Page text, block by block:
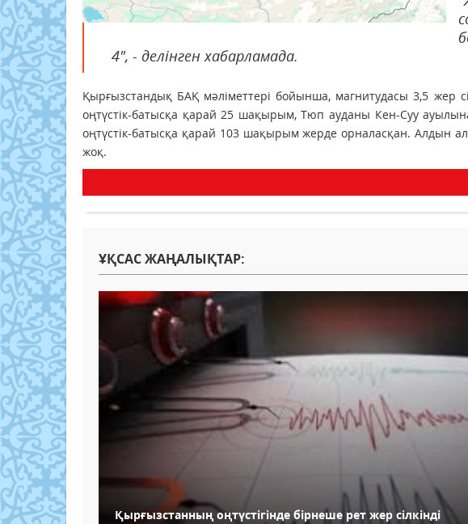
4", - делінген хабарламада.
Қырғызстандық БАҚ мәліметтері бойынша, магнитудасы 3,5 жер
оңтүстік-батысқа қарай 25 шақырым, Тюп ауданы Кен-Суу
оңтүстік-батысқа қарай 103 шақырым жерде орналасқан. Алдын
жоқ.
ҰҚСАС ЖАҢАЛЫҚТАР:
Қырғызстанның оңтүстігінде бірнеше рет жер сілкінді